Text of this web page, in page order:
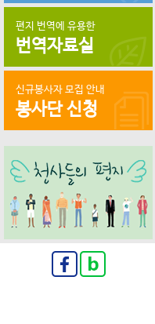
편지 번역에 유용한
번역자료실
신규봉사자 모집 안내
봉사단 신청